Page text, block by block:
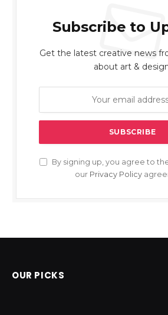
Subscribe to
Get the latest creative news
about art &
By signing up, you agree to
our Privacy Policy
OUR PICKS